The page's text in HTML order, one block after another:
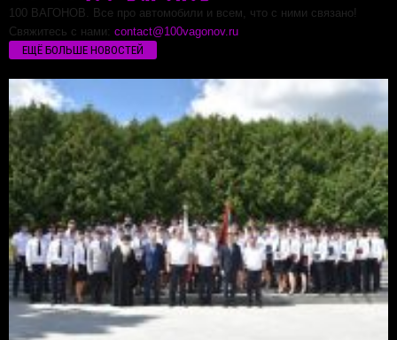
100 ВАГОНОВ. Все про автомобили и всем, что с ними связано!
Свяжитесь с нами: contact@100vagonov.ru
ЕЩЁ БОЛЬШЕ НОВОСТЕЙ